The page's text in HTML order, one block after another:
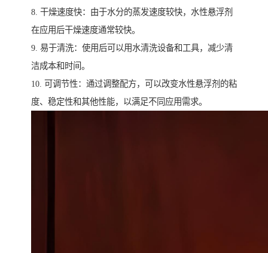
8. 干燥速度快：由于水分的蒸发速度较快，水性悬浮剂
在应用后干燥速度通常较快。
9. 易于清洗：使用后可以用水清洗设备和工具，减少清
洁成本和时间。
10. 可调节性：通过调整配方，可以改变水性悬浮剂的粘
度、稳定性和其他性能，以满足不同应用需求。